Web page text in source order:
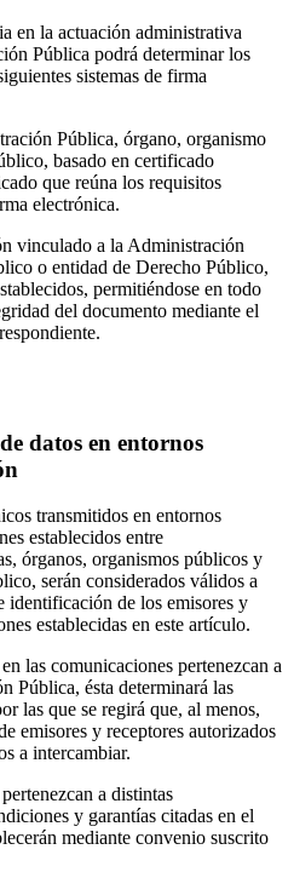
en la actuación administrativa
Pública podrá determinar los
sistemas de firma
Pública, órgano, organismo
basado en certificado
que reúna los requisitos
electrónica.
vinculado a la Administración
o entidad de Derecho Público,
permitiéndose en todo
del documento mediante el
datos en entornos
transmitidos en entornos
establecidos entre
órganos, organismos públicos y
serán considerados válidos a
identificación de los emisores y
establecidas en este artículo.
las comunicaciones pertenezcan a
Pública, ésta determinará las
las que se regirá que, al menos,
emisores y receptores autorizados
a intercambiar.
a distintas
y garantías citadas en el
mediante convenio suscrito